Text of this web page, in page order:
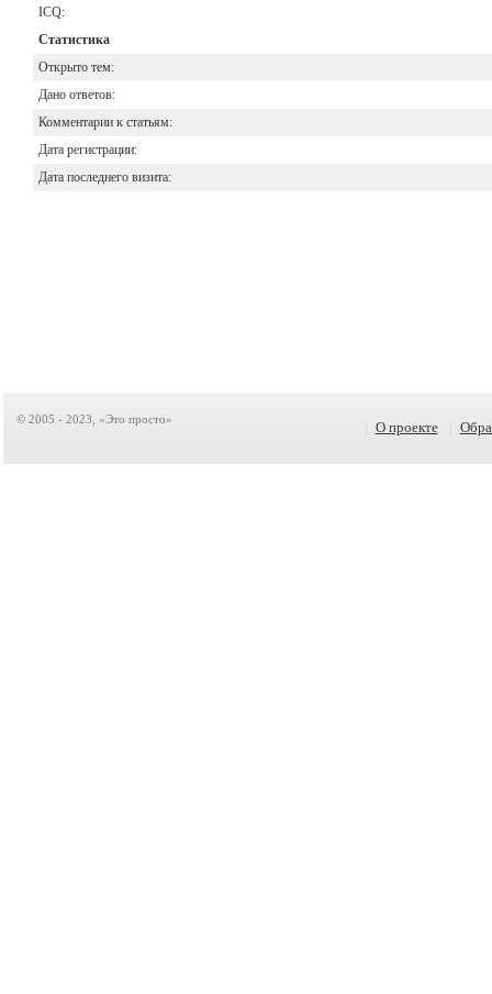
ICQ:
Статистика
Открыто тем:
Дано ответов:
Комментарии к статьям:
Дата регистрации:
Дата последнего визита:
© 2005 - 2023, «Это просто» О проекте